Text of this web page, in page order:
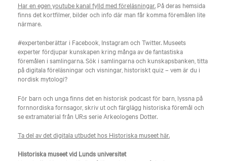
Har en egen youtube kanal fylld med föreläsningar.På deras hemsida
finns det kortfilmer, bilder och info där man får komma föremålen lite
närmare.
#expertenberättar i Facebook, Instagram och Twitter. Museets
experter fördjupar kunskapen kring många av de fantastiska
föremålen i samlingarna. Sök i samlingarna och kunskapsbanken, titta
på digitala föreläsningar och visningar, historiskt quiz – vem är du i
nordisk mytologi?
För barn och unga finns det en historisk podcast för barn, lyssna på
fornnordiska fornsagor, skriv ut och färglägg historiska föremål och
se extramaterial från UR:s serie Arkeologens Dotter.
Ta del av det digitala utbudet hos Historiska museet här.
Historiska museet vid Lunds universitet